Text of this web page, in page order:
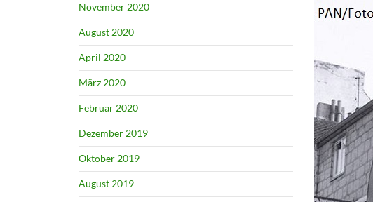
November 2020
August 2020
April 2020
März 2020
Februar 2020
Dezember 2019
Oktober 2019
August 2019